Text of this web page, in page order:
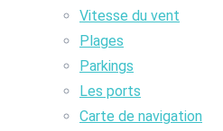
Vitesse du vent
Plages
Parkings
Les ports
Carte de navigation